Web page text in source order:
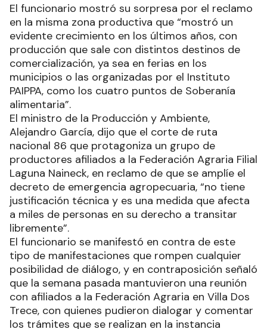
El funcionario mostró su sorpresa por el reclamo
en la misma zona productiva que “mostró un
evidente crecimiento en los últimos años, con
producción que sale con distintos destinos de
comercialización, ya sea en ferias en los
municipios o las organizadas por el Instituto
PAIPPA, como los cuatro puntos de Soberanía
alimentaria”.
El ministro de la Producción y Ambiente,
Alejandro García, dijo que el corte de ruta
nacional 86 que protagoniza un grupo de
productores afiliados a la Federación Agraria Filial
Laguna Naineck, en reclamo de que se amplíe el
decreto de emergencia agropecuaria, “no tiene
justificación técnica y es una medida que afecta
a miles de personas en su derecho a transitar
libremente”.
El funcionario se manifestó en contra de este
tipo de manifestaciones que rompen cualquier
posibilidad de diálogo, y en contraposición señaló
que la semana pasada mantuvieron una reunión
con afiliados a la Federación Agraria en Villa Dos
Trece, con quienes pudieron dialogar y comentar
los trámites que se realizan en la instancia